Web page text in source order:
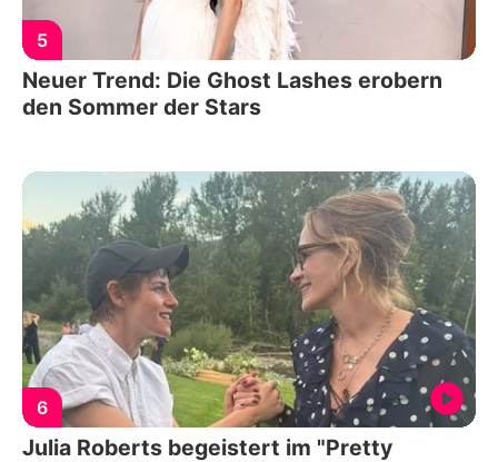
5
Neuer Trend: Die Ghost Lashes erobern
den Sommer der Stars
6
Julia Roberts begeistert im "Pretty